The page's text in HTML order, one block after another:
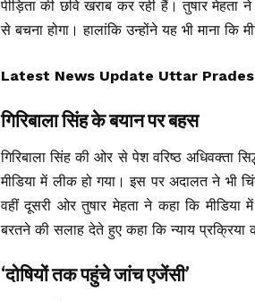
पीड़िता की छवि खराब कर रही हैं। तुषार मेहता
से बचना होगा। हालांकि उन्होंने यह भी माना
Latest News Update Uttar Pradesh
गिरिबाला सिंह के बयान पर बहस
गिरिबाला सिंह की ओर से पेश वरिष्ठ अधिवक्ता
मीडिया में लीक हो गया। इस पर अदालत ने भी
वहीं दूसरी ओर तुषार मेहता ने कहा कि मीडिया
बरतने की सलाह देते हुए कहा कि न्याय प्रक्रिया
‘दोषियों तक पहुंचे जांच एजेंसी’